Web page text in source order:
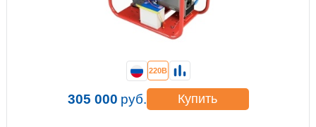
220В
305 000 руб. Купить